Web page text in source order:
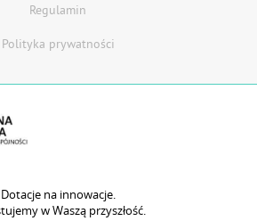
Regulamin
Polityka prywatności
Dotacje na innowacje.
w Waszą przyszłość.